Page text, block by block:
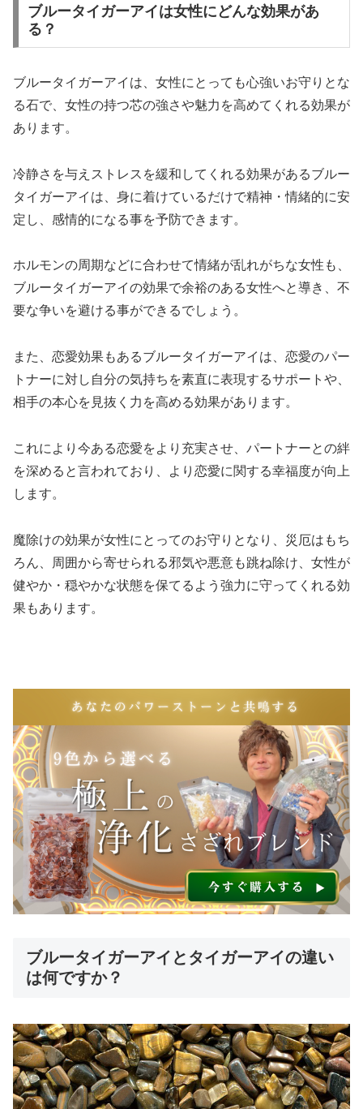
ブルータイガーアイは女性にどんな効果があ
る？
ブルータイガーアイは、女性にとっても心強いお守りとな
る石で、女性の持つ芯の強さや魅力を高めてくれる効果が
あります。
冷静さを与えストレスを緩和してくれる効果があるブルー
タイガーアイは、身に着けているだけで精神・情緒的に安
定し、感情的になる事を予防できます。
ホルモンの周期などに合わせて情緒が乱れがちな女性も、
ブルータイガーアイの効果で余裕のある女性へと導き、不
要な争いを避ける事ができるでしょう。
また、恋愛効果もあるブルータイガーアイは、恋愛のパー
トナーに対し自分の気持ちを素直に表現するサポートや、
相手の本心を見抜く力を高める効果があります。
これにより今ある恋愛をより充実させ、パートナーとの絆
を深めると言われており、より恋愛に関する幸福度が向上
します。
魔除けの効果が女性にとってのお守りとなり、災厄はもち
ろん、周囲から寄せられる邪気や悪意も跳ね除け、女性が
健やか・穏やかな状態を保てるよう強力に守ってくれる効
果もあります。
ブルータイガーアイとタイガーアイの違い
は何ですか？